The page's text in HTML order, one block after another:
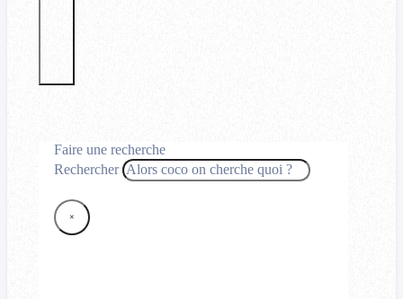
Faire une recherche
Rechercher
×